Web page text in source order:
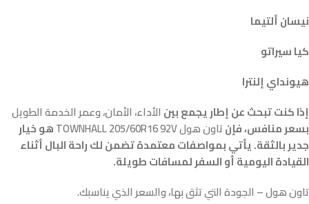
نيسان ألتيما
كيا سيراتو
هيونداي إلنترا
إذا كنت تبحث عن إطار يجمع بين الأداء، الأمان، وعمر الخدمة الطويل
بسعر منافس، فإنتاون هول TOWNHALL 205/60R16 92V
هو خيار
جدير بالثقة. يأتي بمواصفات معتمدة تضمن لك راحة البال أثناء
القيادة اليومية أو السفر لمسافات طويلة.
تاون هول – الجودة التي تثق بها، والسعر الذي يناسبك.